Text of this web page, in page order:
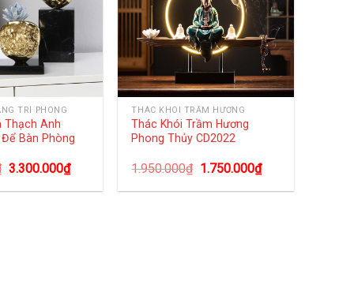
TRÍ PHÒNG
Thạch Anh
Bàn Phòng
3.300.000₫
THÁC KHÓI TRẦM HƯƠNG
Thác Khói Trầm Hương
Phong Thủy CD2022
1.950.000₫ 1.750.000₫